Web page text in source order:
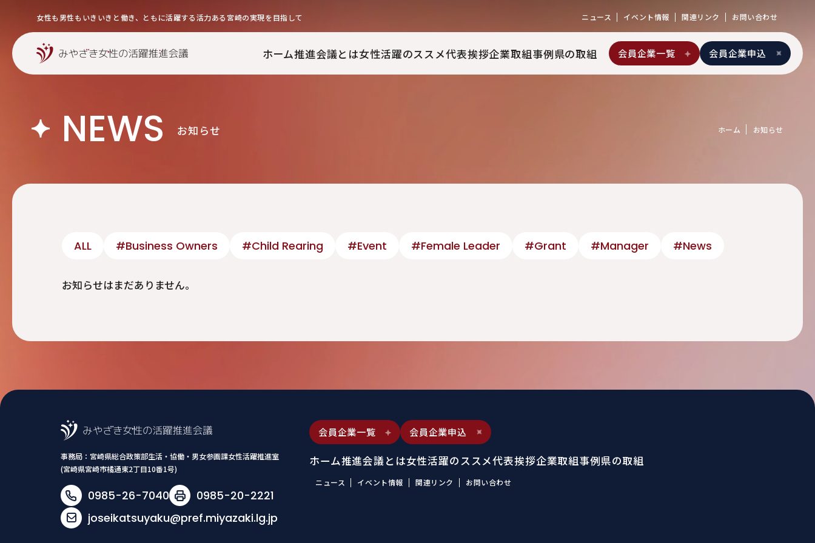
女性も男性もいきいきと働き、ともに活躍する活力ある宮崎の実現を目指して ニュース イベント情報 関連リンク お問い合わせ
会員企業一覧 会員企業申込
ホーム推進会議とは女性活躍のススメ代表挨拶企業取組事例県の取組
NEWS お知らせ ホーム お知らせ
ALL #Business Owners #Child Rearing #Event #Female Leader #Grant #Manager #News
お知らせはまだありません。
事務局： 宮崎県総合政策部生活・協働・男女参画課女性活躍推進室
(宮崎県宮崎市橘通東2丁目10番1号)
0985-26-7040
0985-20-2221
joseikatsuyaku@pref.miyazaki.lg.jp
会員企業一覧 会員企業申込
ホーム推進会議とは女性活躍のススメ代表挨拶企業取組事例県の取組
ニュース イベント情報 関連リンク お問い合わせ